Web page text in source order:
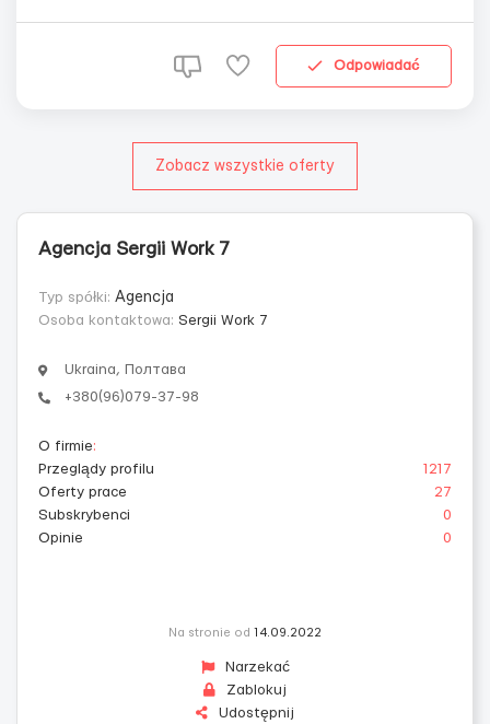
Обязанности: Размещение товаров на полках ...
Odpowiadać
Zobacz wszystkie oferty
Agencja Sergii Work 7
Typ spółki: Agencja
Osoba kontaktowa: Sergii Work 7
Ukraina, Полтава
+380(96)079-37-98
O firmie:
Przeglądy profilu
1217
Oferty prace
27
Subskrybenci
0
Opinie
0
Na stronie od 14.09.2022
Narzekać
Zablokuj
Udostępnij